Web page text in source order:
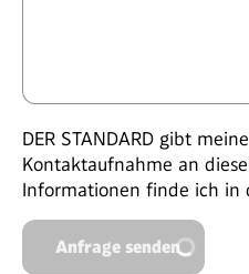
DER STANDARD gibt
Kontaktaufnahme an
Informationen finde ich in
Anfrage senden